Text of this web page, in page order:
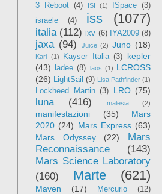
3 Reboot (4) ISI (1) ISpace (3)
israele
(4) iss (1077)
italia (112) ixv (6) IYA2009 (8)
jaxa (94) Juice (2) Juno (18)
Kari (1) Kayser Italia (3)
kepler
(43)
ladee (8) laos (1) LCROSS
(26) LightSail (9) Lisa Pathfinder (1)
Lockheed Martin (3) LRO (75)
luna (416) malesia (2)
manifestazioni (35)
Mars
2020 (24) Mars Express (63)
Mars Odyssey
(22)
Mars
Reconnaissance
(143)
Mars Science Laboratory
(160)
Marte (621)
Maven (17) Mercurio
(12)